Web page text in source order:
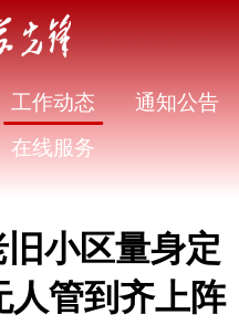
工作动态
通知公告
在线服务
小区量身定
人管到齐上阵